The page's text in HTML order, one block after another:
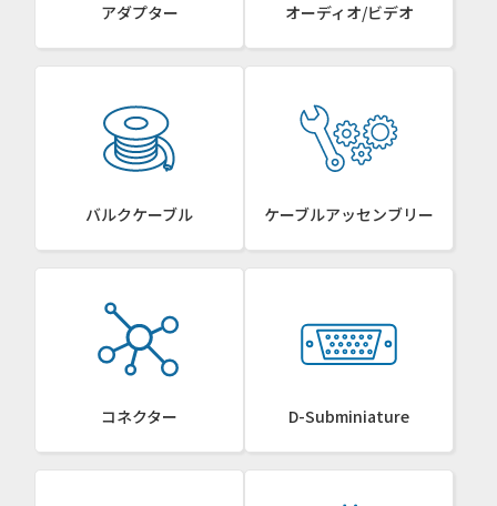
アダプター オーディオ/ビデオ
バルクケーブル ケーブルアッセンブリー
コネクター D-Subminiature